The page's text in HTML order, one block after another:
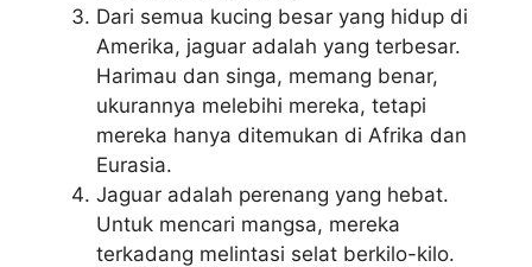
Dari semua kucing besar yang hidup di
Amerika, jaguar adalah yang terbesar.
Harimau dan singa, memang benar,
ukurannya melebihi mereka, tetapi
mereka hanya ditemukan di Afrika dan
Eurasia.
Jaguar adalah perenang yang hebat.
Untuk mencari mangsa, mereka
terkadang melintasi selat berkilo-kilo.